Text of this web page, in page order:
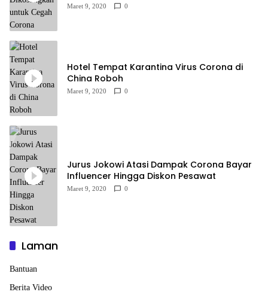
Maret 9, 2020 0
Hotel Tempat Karantina Virus Corona di
China Roboh
Maret 9, 2020 0
Jurus Jokowi Atasi Dampak Corona Bayar
Influencer Hingga Diskon Pesawat
Maret 9, 2020 0
Laman
Bantuan
Berita Video